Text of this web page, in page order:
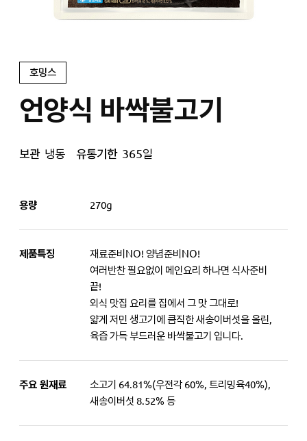
호밍스
언양식 바싹불고기
보관 냉동 유통기한 365일
용량 270g
제품특징
재료준비NO! 양념준비NO!
여러반찬 필요없이 메인요리 하나면 식사준비
끝!
외식 맛집 요리를 집에서 그 맛 그대로!
얇게 저민 생고기에 큼직한 새송이버섯을 올린,
육즙 가득 부드러운 바싹불고기 입니다.
주요 원재료
소고기 64.81%(우전각 60%, 트리밍육40%),
새송이버섯 8.52% 등